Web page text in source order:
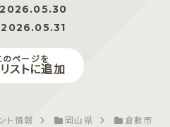
2026.05.30
2026.05.31
のページを
ストに追加
ト情報 岡山県
倉敷市